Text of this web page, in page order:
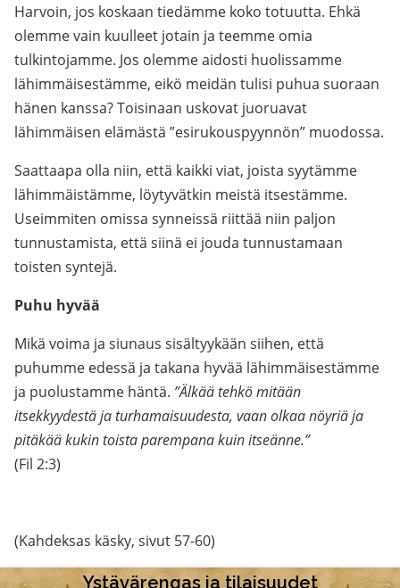
Harvoin, jos koskaan tiedämme koko totuutta. Ehkä
olemme vain kuulleet jotain ja teemme omia
tulkintojamme. Jos olemme aidosti huolissamme
lähimmäisestämme, eikö meidän tulisi puhua suoraan
hänen kanssa? Toisinaan uskovat juoruavat
lähimmäisen elämästä ”esirukouspyynnön” muodossa.
Saattaapa olla niin, että kaikki viat, joista syytämme
lähimmäistämme, löytyvätkin meistä itsestämme.
Useimmiten omissa synneissä riittää niin paljon
tunnustamista, että siinä ei jouda tunnustamaan
toisten syntejä.
Puhu hyvää
Mikä voima ja siunaus sisältyykään siihen, että
puhumme edessä ja takana hyvää lähimmäisestämme
ja puolustamme häntä. ”Älkää tehkö mitään
itsekkyydestä ja turhamaisuudesta, vaan olkaa nöyriä ja
pitäkää kukin toista parempana kuin itseänne.”
(Fil 2:3)
(Kahdeksas käsky, sivut 57-60)
Ystävärengas ja tilaisuudet